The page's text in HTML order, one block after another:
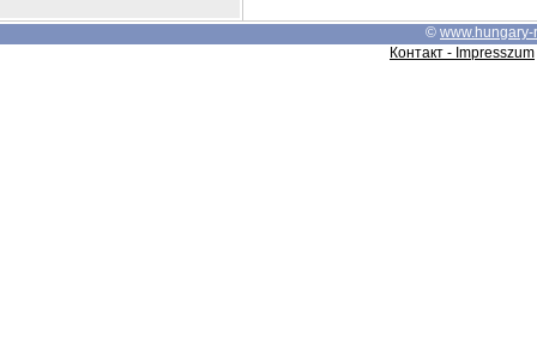
© www.hungary-
Контакт - Impresszum